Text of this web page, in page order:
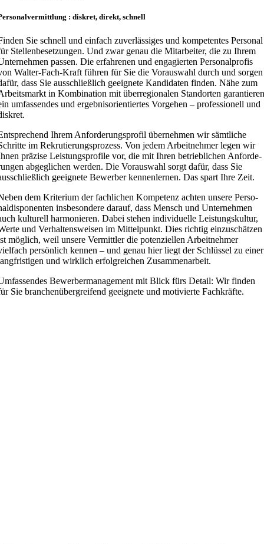
: diskret, direkt, schnell
Sie schnell und einfach zuver­läs­siges und kompe­tentes Personal
Stellen­be­set­zungen. Und zwar genau die Mitar­beiter, die zu Ihrem
passen. Die erfah­renen und engagierten Perso­nal­profis
Walter-Fach-Kraft führen für Sie die Vorauswahl durch und sorgen
dass Sie ausschließlich geeignete Kandi­daten finden. Nähe zum
in Kombi­nation mit überre­gio­nalen Stand­orten
umfas­sendes und ergeb­nis­ori­en­tiertes Vorgehen – profes­sionell und
Ihrem Anfor­de­rungs­profil übernehmen wir sämtliche
im Rekru­tie­rungs­prozess. Von jedem Arbeit­nehmer legen wir
präzise Leistungs­profile vor, die mit Ihren betrieb­lichen Anfor­de­
abgeglichen werden. Die Vorauswahl sorgt dafür, dass Sie
geeignete Bewerber kennen­lernen. Das spart Ihre Zeit.
dem Kriterium der fachlichen Kompetenz achten unsere Perso­
insbe­sondere darauf, dass Mensch und Unter­nehmen
kulturell harmo­nieren. Dabei stehen indivi­duelle Leistungs­kultur,
und Verhal­tens­weisen im Mittel­punkt. Dies richtig einzu­schätzen
möglich, weil unsere Vermittler die poten­zi­ellen Arbeit­nehmer
persönlich kennen – und genau hier liegt der Schlüssel zu einer
und wirklich erfolg­reichen Zusammenarbeit.
Bewer­ber­ma­nagement mit Blick fürs Detail: Wir finden
Sie branchen­über­greifend geeignete und motivierte Fachkräfte.